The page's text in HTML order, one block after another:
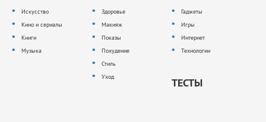
Искусство
Кино и сериалы
Книги
Музыка
Здоровье
Макияж
Показы
Похудение
Стиль
Уход
Гаджеты
Игры
Интернет
Технологии
ТЕСТЫ